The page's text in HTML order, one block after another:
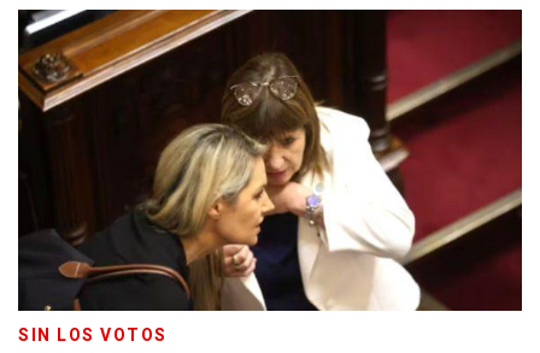
SIN LOS VOTOS